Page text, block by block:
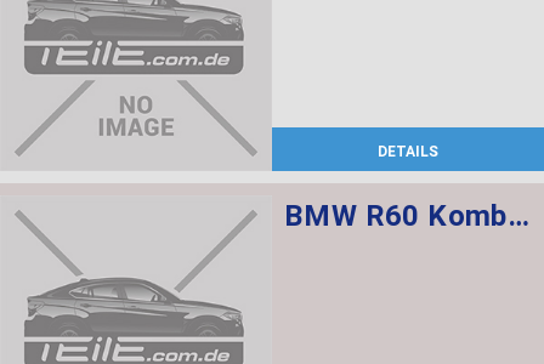
DETAILS
BMW R60 Kombischalter links L=520